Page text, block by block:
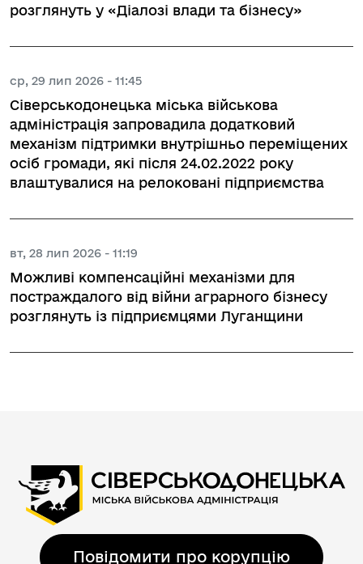
розглянуть у «Діалозі влади та бізнесу»
ср, 29 лип 2026 - 11:45
Сіверськодонецька міська військова
адміністрація запровадила додатковий
механізм підтримки внутрішньо переміщених
осіб громади, які після 24.02.2022 року
влаштувалися на релоковані підприємства
вт, 28 лип 2026 - 11:19
Можливі компенсаційні механізми для
постраждалого від війни аграрного бізнесу
розглянуть із підприємцями Луганщини
Повідомити про корупцію